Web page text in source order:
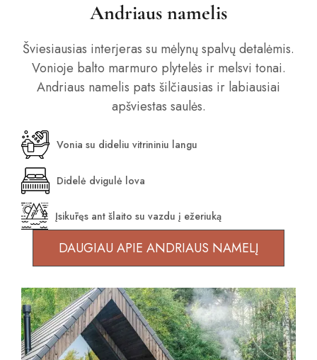
Andriaus namelis
Šviesiausias interjeras su mėlynų spalvų detalėmis.
Vonioje balto marmuro plytelės ir melsvi tonai.
Andriaus namelis pats šilčiausias ir labiausiai
apšviestas saulės.
Vonia su dideliu vitrininiu langu
Didelė dvigulė lova
Įsikūręs ant šlaito su vazdu į ežeriuką
DAUGIAU APIE ANDRIAUS NAMELĮ